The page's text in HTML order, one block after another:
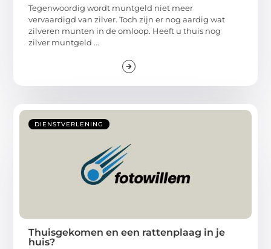
Tegenwoordig wordt muntgeld niet meer
vervaardigd van zilver. Toch zijn er nog aardig wat
zilveren munten in de omloop. Heeft u thuis nog
zilver muntgeld ...
DIENSTVERLENING
Thuisgekomen en een rattenplaag in je
huis?